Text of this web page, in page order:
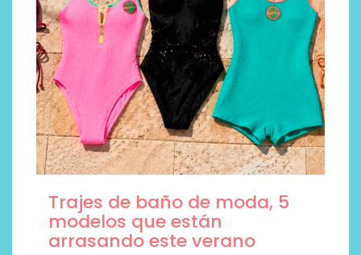
Trajes de baño de moda, 5
modelos que están
arrasando este verano